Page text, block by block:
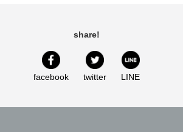
share!
facebook twitter LINE